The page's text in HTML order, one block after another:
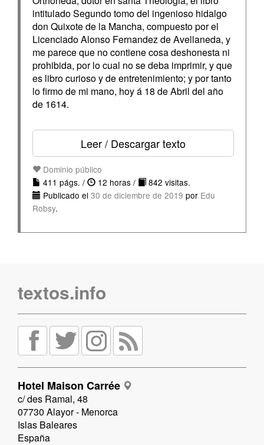
intitulado Segundo tomo del ingenioso hidalgo
don Quixote de la Mancha, compuesto por el
Licenciado Alonso Fernandez de Avellaneda, y
me parece que no contiene cosa deshonesta ni
prohibida, por lo cual no se deba imprimir, y que
es libro curioso y de entretenimiento; y por tanto
lo firmo de mi mano, hoy á 18 de Abril del año
de 1614.
Leer / Descargar texto
Dominio público
411 págs. /
12 horas /
842 visitas.
Publicado el 30 de diciembre de 2019 por Edu
Robsy.
textos.info
Hotel Maison Carrée
c/ des Ramal, 48
07730 Alayor - Menorca
Islas Baleares
España